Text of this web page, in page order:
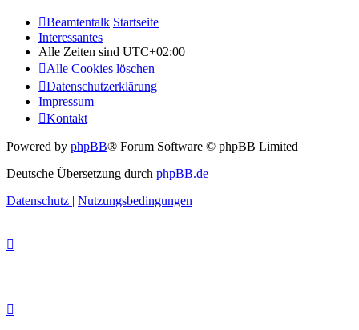
Beamtentalk Startseite
Interessantes
Alle Zeiten sind UTC+02:00
Alle Cookies löschen
Datenschutzerklärung
Impressum
Kontakt
Powered by phpBB® Forum Software © phpBB Limited
Deutsche Übersetzung durch phpBB.de
Datenschutz | Nutzungsbedingungen